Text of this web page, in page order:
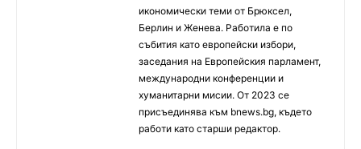
икономически теми от Брюксел,
Берлин и Женева. Работила е по
събития като европейски избори,
заседания на Европейския парламент,
международни конференции и
хуманитарни мисии. От 2023 се
присъединява към bnews.bg, където
работи като старши редактор.